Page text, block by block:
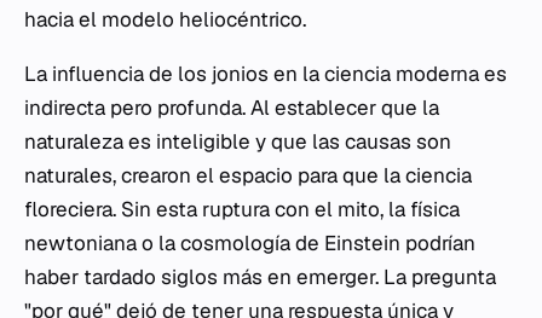
hacia el modelo heliocéntrico.
La influencia de los jonios en la ciencia moderna es
indirecta pero profunda. Al establecer que la
naturaleza es inteligible y que las causas son
naturales, crearon el espacio para que la ciencia
floreciera. Sin esta ruptura con el mito, la física
newtoniana o la cosmología de Einstein podrían
haber tardado siglos más en emerger. La pregunta
"por qué" dejó de tener una respuesta única y